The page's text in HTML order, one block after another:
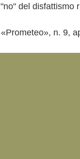
"no" del disfattismo
«Prometeo», n. 9,